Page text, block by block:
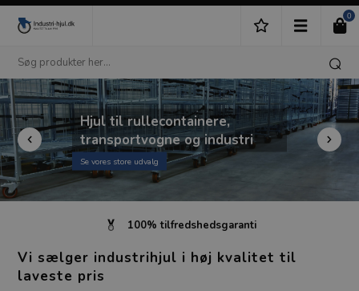
0
Hjul til rullecontainere,
transportvogne og industri
Se vores store udvalg
100% tilfredshedsgaranti
Vi sælger industrihjul i høj kvalitet til
laveste pris